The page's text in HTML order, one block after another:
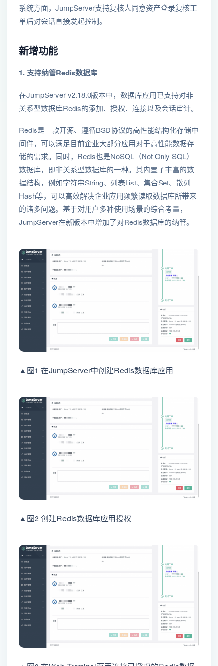
系统方面，JumpServer支持复核人同意资产登录复核工
单后对会话直接发起控制。
新增功能
1. 支持纳管Redis数据库
在JumpServer v2.18.0版本中，数据库应用已支持对非
关系型数据库Redis的添加、授权、连接以及会话审计。
Redis是一款开源、遵循BSD协议的高性能结构化存储中
间件，可以满足目前企业大部分应用对于高性能数据存
储的需求。同时，Redis也是NoSQL（Not Only SQL）
数据库，即非关系型数据库的一种。其内置了丰富的数
据结构，例如字符串String、列表List、集合Set、散列
Hash等，可以高效解决企业应用频繁读取数据库所带来
的诸多问题。基于对用户多种使用场景的综合考量，
JumpServer在新版本中增加了对Redis数据库的纳管。
▲图1 在JumpServer中创建Redis数据库应用
▲图2 创建Redis数据库应用授权